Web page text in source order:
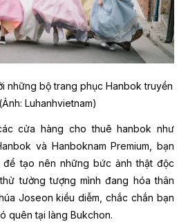
những bộ trang phục Hanbok truyền
Luhanhvietnam)
cửa hàng cho thuê hanbok như
và Hanboknam Premium, bạn
tạo nên những bức ảnh thật độc
tưởng tượng mình đang hóa thân
Joseon kiều diễm, chắc chắn bạn
quên tại làng Bukchon.